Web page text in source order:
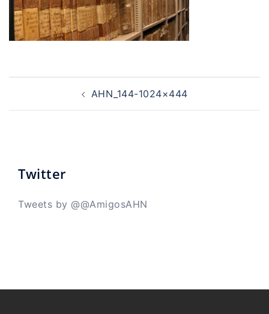
Navegación
entradas
AHN_144-1024×444
Twitter
Tweets by @@AmigosAHN